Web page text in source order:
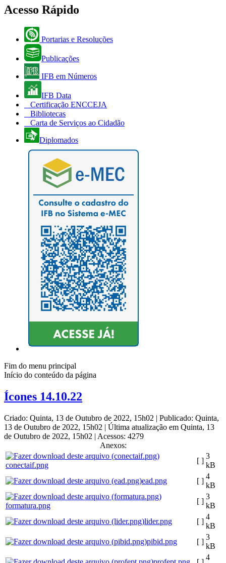
Acesso Rápido
Portarias e Resoluções
Publicações
IFB em Números
IFB Data
Certificação ENCCEJA
Bibliotecas
Carta de Serviços ao Cidadão
Diplomados
Fim do menu principal
Início do conteúdo da página
Ícones 14.10.22
Criado: Quinta, 13 de Outubro de 2022, 15h02 | Publicado: Quinta,
13 de Outubro de 2022, 15h02 | Última atualização em Quinta, 13
de Outubro de 2022, 15h02 | Acessos: 4279
Anexos:
conectaif.png
[ ]
3
kB
ead.png
[ ]
4
kB
formatura.png
[ ]
3
kB
lider.png
[ ]
4
kB
pibid.png
[ ]
3
kB
4